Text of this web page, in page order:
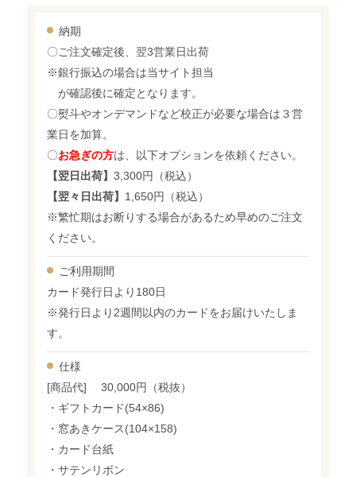
納期
〇ご注文確定後、翌3営業日出荷
※銀行振込の場合は当サイト担当
が確認後に確定となります。
〇熨斗やオンデマンドなど校正が必要な場合は３営
業日を加算。
〇お急ぎの方は、以下オプションを依頼ください。
【翌日出荷】3,300円（税込）
【翌々日出荷】 1,650円（税込）
※繁忙期はお断りする場合があるため早めのご注文
ください。
ご利用期間
カード発行日より180日
※発行日より2週間以内のカードをお届けいたしま
す。
仕様
[商品代] 30,000円（税抜）
・ギフトカード(54×86)
・窓あきケース(104×158)
・カード台紙
・サテンリボン